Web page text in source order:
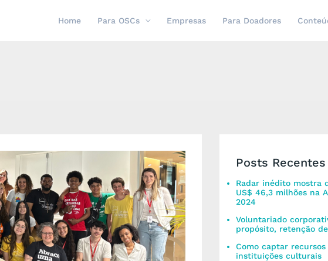
Home Para OSCs Empresas Para Doadores
Posts Recentes
Radar inédito mostra
US$ 46,3 milhões na
2024
Voluntariado
propósito, retenção
Como captar
instituições culturais